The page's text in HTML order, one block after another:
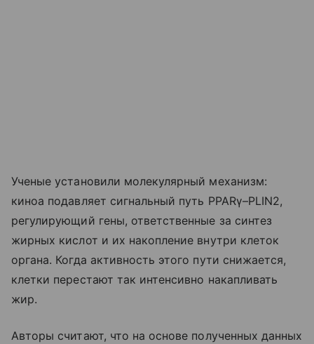
Ученые установили молекулярный механизм:
киноа подавляет сигнальный путь PPARγ–PLIN2,
регулирующий гены, ответственные за синтез
жирных кислот и их накопление внутри клеток
органа. Когда активность этого пути снижается,
клетки перестают так интенсивно накапливать
жир.
Авторы считают, что на основе полученных данных